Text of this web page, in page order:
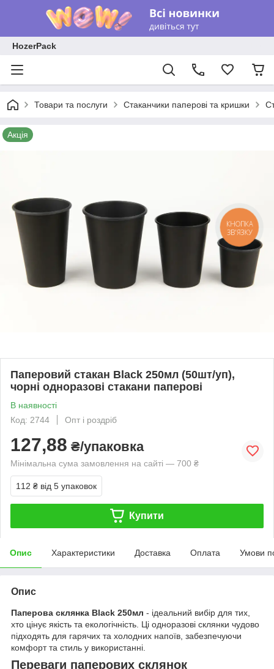
HozerPack
Товари та послуги Стаканчики паперові та кришки
Акція
Паперовий стакан Black 250мл (50шт/уп),
чорні одноразові стакани паперові
В наявності
Код: 2744
Опт і роздріб
127,88 ₴/упаковка
Мінімальна сума замовлення на сайті — 700 ₴
112 ₴ від 5 упаковок
Купити
Опис Характеристики Доставка Оплата Умови
Опис
Паперова склянка Black 250мл - ідеальний вибір для тих,
хто цінує якість та екологічність. Ці одноразові склянки чудово
підходять для гарячих та холодних напоїв, забезпечуючи
комфорт та стиль у використанні.
Переваги паперових склянок
КНОПКА
ЗВ'ЯЗКУ